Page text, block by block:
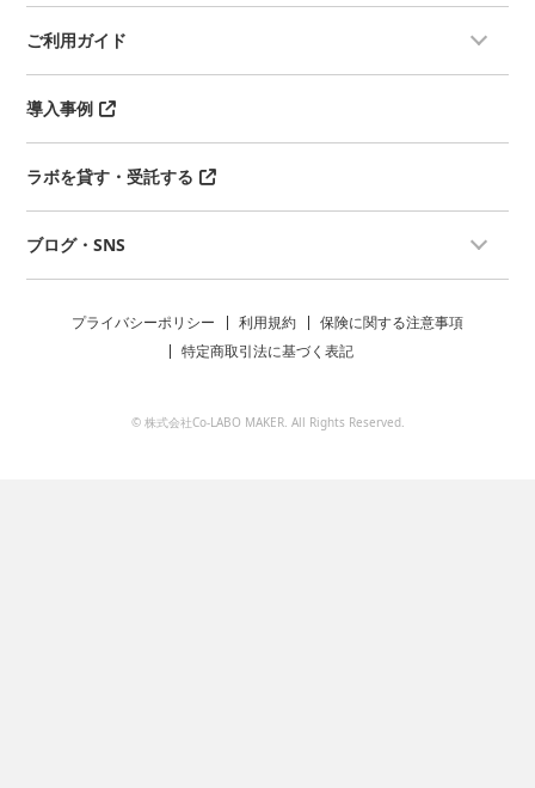
ご利用ガイド
導入事例
ラボを貸す・受託する
ブログ・SNS
プライバシーポリシー 利用規約
保険に関する注意事項
特定商取引法に基づく表記
© 株式会社Co-LABO MAKER. All Rights Reserved.